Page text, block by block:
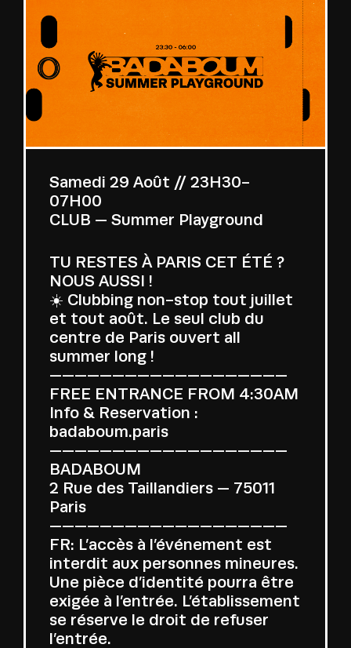
Samedi 29 Août // 23H30-
07H00
CLUB — Summer Playground
TU RESTES À PARIS CET ÉTÉ ?
NOUS AUSSI !
☀️ Clubbing non-stop tout juillet
et tout août. Le seul club du
centre de Paris ouvert all
summer long !
———————————————————
FREE ENTRANCE FROM 4:30AM
Info & Reservation :
badaboum.paris
———————————————————
BADABOUM
2 Rue des Taillandiers — 75011
Paris
———————————————————
FR: L’accès à l’événement est
interdit aux personnes mineures.
Une pièce d’identité pourra être
exigée à l’entrée. L’établissement
se réserve le droit de refuser
l’entrée.